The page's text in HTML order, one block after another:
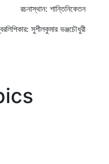
রচনাস্থান: শান্তিনিকেতন
সুশীলকুমার ভঞ্জচৌধুরী